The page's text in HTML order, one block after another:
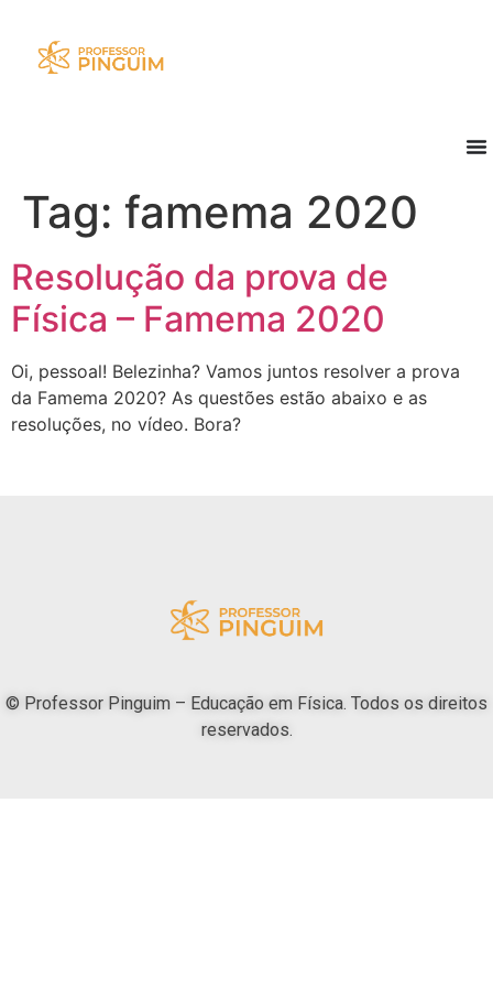
Tag: famema 2020
Resolução da prova de
Física – Famema 2020
Oi, pessoal! Belezinha? Vamos juntos resolver a prova
da Famema 2020? As questões estão abaixo e as
resoluções, no vídeo. Bora?
© Professor Pinguim – Educação em Física. Todos os direitos
reservados.